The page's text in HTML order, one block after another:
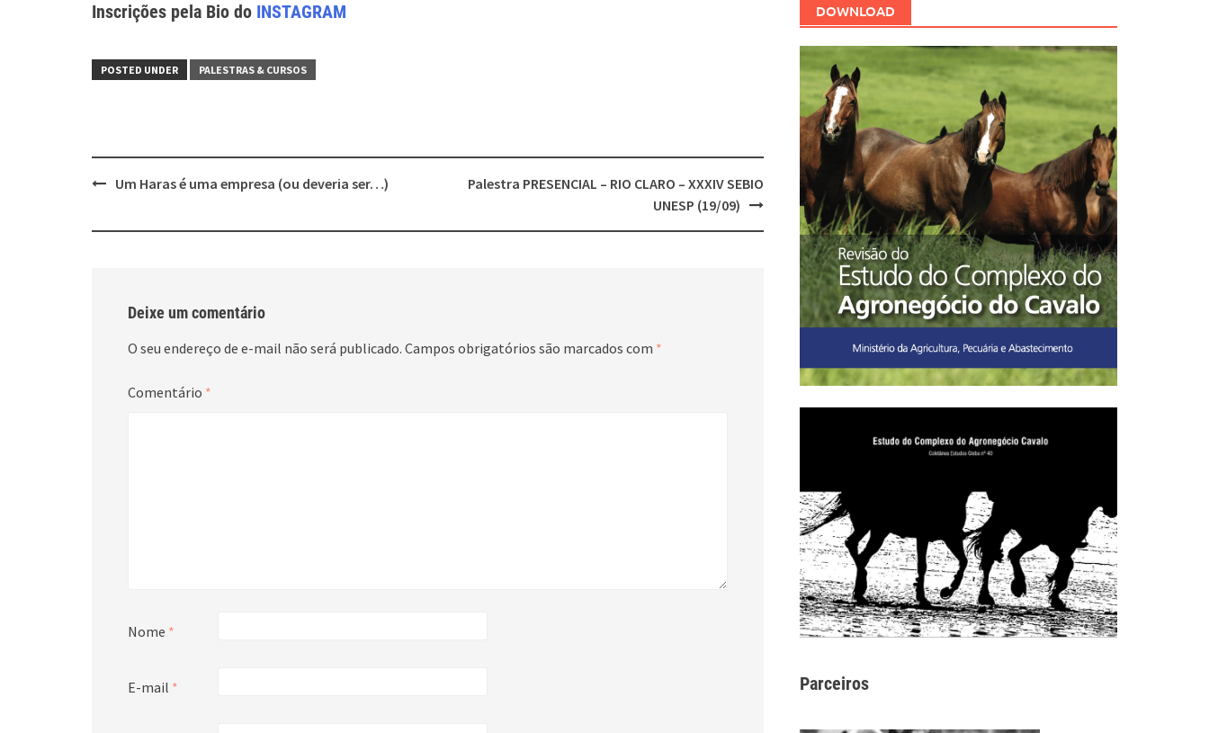
Inscrições pela Bio do INSTAGRAM
POSTED UNDER PALESTRAS & CURSOS
PostUm Haras é uma empresa (ou deveria ser…)
Palestra PRESENCIAL – RIO CLARO – XXXIV SEBIO
UNESP (19/09)
Deixe um comentário
O seu endereço de e-mail não será publicado. Campos obrigatórios são marcados com *
Comentário *
Nome *
E-mail *
DOWNLOAD
Parceiros